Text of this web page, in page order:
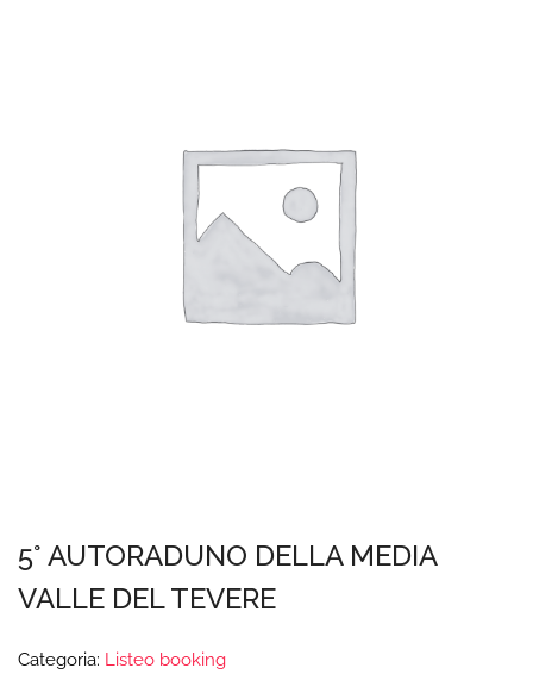
5° AUTORADUNO DELLA MEDIA
VALLE DEL TEVERE
Categoria: Listeo booking